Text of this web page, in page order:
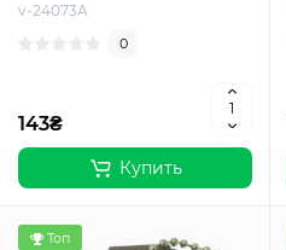
v-24073A
0
143₴
Купить
Топ